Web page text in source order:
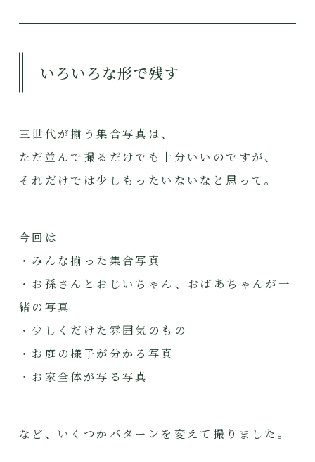
いろいろな形で残す
三世代が揃う集合写真は、
ただ並んで撮るだけでも十分いいのですが、
それだけでは少しもったいないなと思って。
今回は
・みんな揃った集合写真
・お孫さんとおじいちゃん、おばあちゃんが一
緒の写真
・少しくだけた雰囲気のもの
・お庭の様子が分かる写真
・お家全体が写る写真
など、いくつかパターンを変えて撮りました。